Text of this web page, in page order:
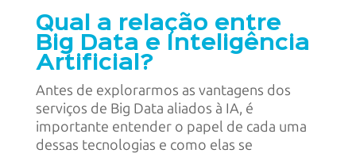
Qual a relação entre
Big Data e Inteligência
Artificial?
Antes de explorarmos as vantagens dos
serviços de Big Data aliados à IA, é
importante entender o papel de cada uma
dessas tecnologias e como elas se